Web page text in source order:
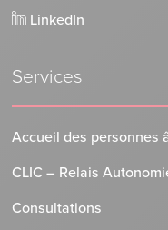
LinkedIn
Services
Accueil des personnes
CLIC – Relais
Consultations